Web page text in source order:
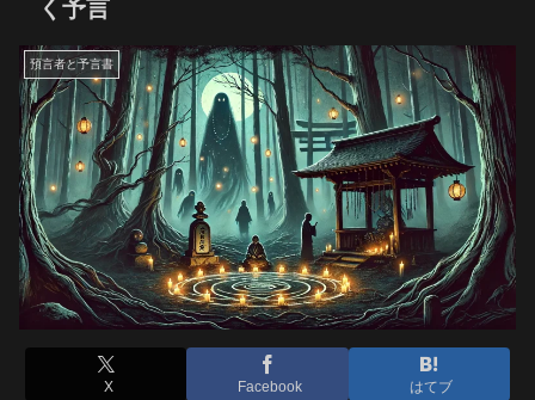
く予言
預言者と予言書
X Facebook はてブ